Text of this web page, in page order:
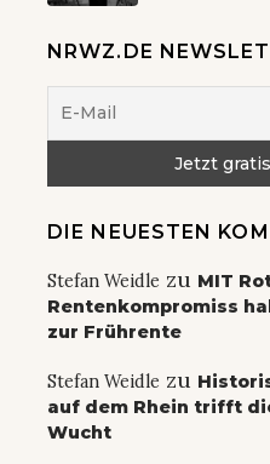
NRWZ.DE
DIE NEUESTEN
Stefan Weidle zu MIT
Rentenkompromiss
zur Frührente
Stefan Weidle zu
auf dem Rhein trifft
Wucht